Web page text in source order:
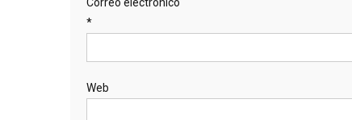
Correo electrónico
*
Web